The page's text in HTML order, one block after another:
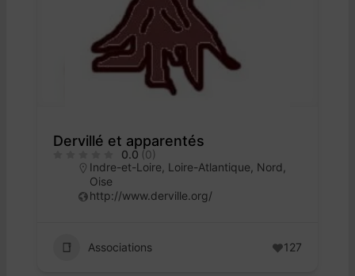
Dervillé et apparentés
0.0 (0)
Indre-et-Loire Loire-Atlantique Nord
Oise
http://www.derville.org/
Associations 127